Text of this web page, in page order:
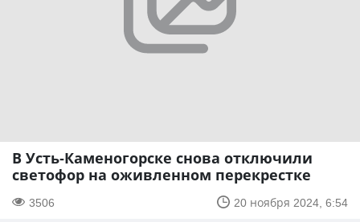
В Усть-Каменогорске снова отключили
светофор на оживленном перекрестке
3506 20 ноября 2024, 6:54